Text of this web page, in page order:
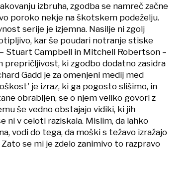
izbruha, zgodba se namreč začne
poroko nekje na škotskem podeželju.
serije je izjemna. Nasilje ni zgolj
kar še poudari notranje stiske
Stuart Campbell in Mitchell Robertson –
ki zgodbo dodatno zasidra
Gadd je za omenjeni medij med
je izraz, ki ga pogosto slišimo, in
obrabljen, se o njem veliko govori z
še vedno obstajajo vidiki, ki jih
ni v celoti raziskala. Mislim, da lahko
vodi do tega, da moški s težavo izražajo
se mi je zdelo zanimivo to razpravo